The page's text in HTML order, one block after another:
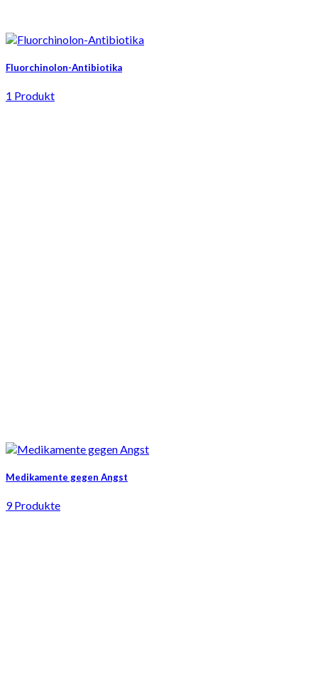
Fluorchinolon-Antibiotika
1 Produkt
Medikamente gegen Angst
9 Produkte